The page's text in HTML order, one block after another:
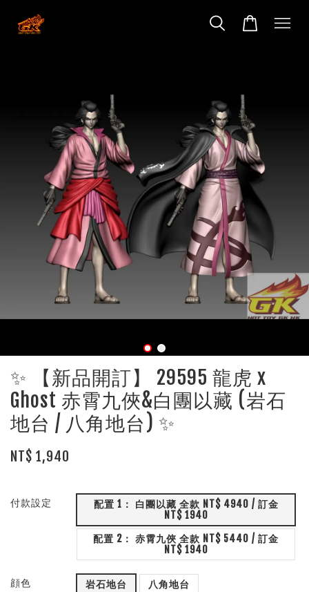
✨ 【新品開訂】 29595 龍虎 x
Ghost 赤霄九俠&白團以藏 (岩石
地台 / 八角地台) ✨
NT$ 1,940
付款設定
配置 1： 白團以藏 全款 NT$ 4940 / 訂金
NT$ 1940
配置 2： 赤霄九俠 全款 NT$ 5440 / 訂金
NT$ 1940
顔色 岩石地台 八角地台